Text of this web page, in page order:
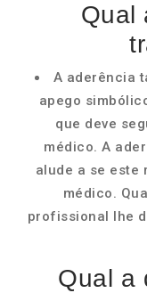
Qual
A aderência
apego
que deve
médico. A
alude a se este
médico.
profissional lhe
Qual a